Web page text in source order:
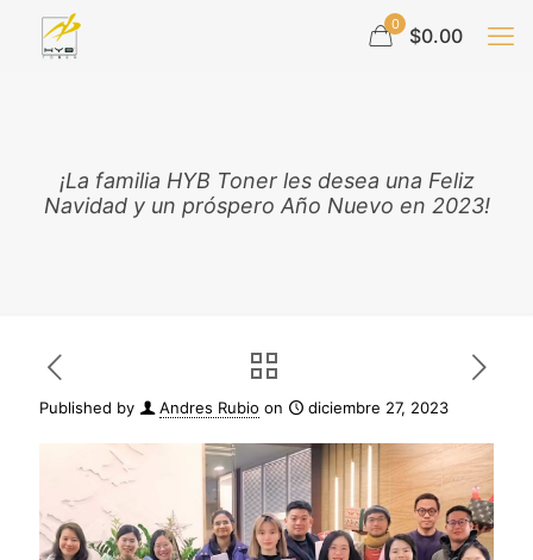
0 $0.00
¡La familia HYB Toner les desea una Feliz
Navidad y un próspero Año Nuevo en 2023!
Published by Andres Rubio on diciembre 27, 2023